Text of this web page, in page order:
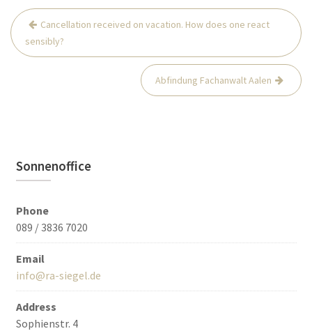
Post
navigation
Cancellation received on vacation. How does one react
sensibly?
Abfindung Fachanwalt Aalen
Sonnenoffice
Phone
089 / 3836 7020
Email
info@ra-siegel.de
Address
Sophienstr. 4